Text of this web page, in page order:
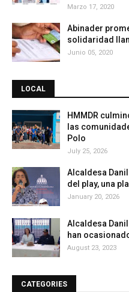
Marzo 17, 2020
Abinader
solidaridad
Junio 05, 2020
LOCAL
HMMDR
las
Polo
July 25, 2026
Alcaldesa
del play, una
January 20, 2026
Alcaldesa
han
August 23, 2023
CATEGORIES